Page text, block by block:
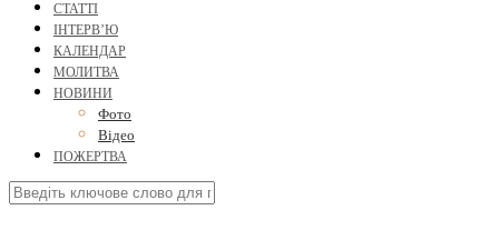
СТАТТІ
ІНТЕРВ’Ю
КАЛЕНДАР
МОЛИТВА
НОВИНИ
Фото
Відео
ПОЖЕРТВА